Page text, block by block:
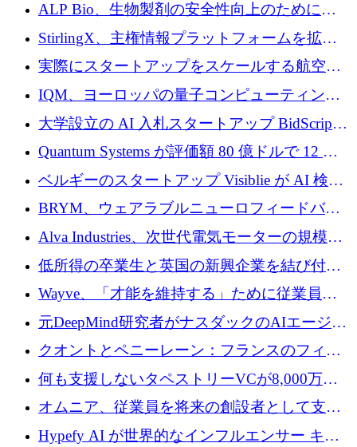
ALP Bio、生物製剤の安全性向上のために
Venture Kick から 16 万 1,000 ユーロを調達
StirlingX、主権情報プラットフォームを拡張
するためにシリーズ A で 2,000 万ドルを確保
実際にスタートアップをスケールする航空イ
ノベーション モデルを学ぶ
IQM、ヨーロッパの量子コンピューティング
企業として初めて米国の主要取引所に上場
大学設立の AI 入札スタートアップ BidScript
がプレシード資金総額 100 万ドルを突破
Quantum Systems が評価額 80 億ドルで 12 億
ドルを調達
ベルギーのスタートアップ Visiblie が AI 検索
の可視化のために 50 万ユーロを調達
BRYM、ウェアラブルニューロフィードバッ
クプラットフォームの開発に65万ユーロを確
Alva Industries、次世代電気モーターの規模拡
大に 1,600 万ユーロを調達
低所得の卒業生と英国の新興企業を結び付け
るためにCommon Pathを開始
Wayve、「才能を維持する」ために従業員に
8,500万ドルの株式公開買い付けを実施
元DeepMind研究者がナスダックのAIエージェ
ントを拡張するためにCreandumの資金調達で
記録を獲得
クオントとペニーレーン：フランスのフィン
テックの友人と敵
何も支援しないタペストリーVCが8,000万ド
ルの資金を調達、ロンドン事務所を開設
オムニア、従業員を将来の創設者として支援
するために Firedrop でファンドを立ち上げる
Hypefy AI が世界的なインフルエンサー キャ